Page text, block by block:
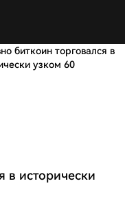
биткоин торговался в
узком 60
в исторически